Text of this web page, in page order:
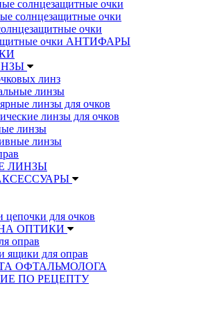
солнцезащитные очки
солнцезащитные очки
очки
очки АНТИФАРЫ
линз
линзы
линзы для очков
линзы для очков
линзы
линзы
ЛИНЗЫ
для очков
ОПТИКИ
оправ
ящики для оправ
ОФТАЛЬМОЛОГА
ПО РЕЦЕПТУ